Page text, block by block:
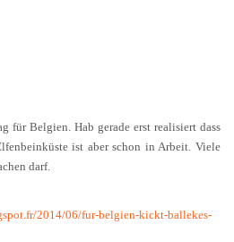
für Belgien. Hab gerade erst realisiert dass
ist aber schon in Arbeit. Viele
darf.
2014/06/fur-belgien-kickt-ballekes-